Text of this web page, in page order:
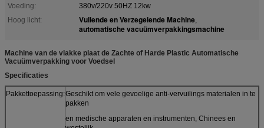
Voeding:
380v/220v 50HZ 12kw
Hoog licht:
Vullende en Verzegelende Machine,
automatische vacuümverpakkingsmachine
Machine van de vlakke plaat de Zachte of Harde Plastic Automatische
Vacuümverpakking voor Voedsel
Specificaties
Pakkettoepassing:Geschikt om vele gevoelige anti-vervuilings materialen in te
pakken
en medische apparaten en instrumenten, Chinees en